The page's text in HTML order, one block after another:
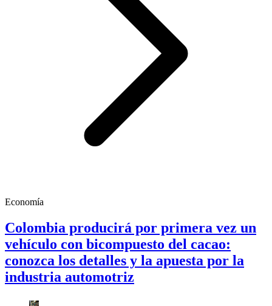
Economía
Colombia producirá por primera vez un
vehículo con bicompuesto del cacao:
conozca los detalles y la apuesta por la
industria automotriz